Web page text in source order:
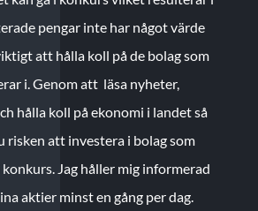
pengar inte har något värde
att hålla koll på de bolag som
i. Genom att läsa nyheter,
hålla koll på ekonomi i landet så
risken att investera i bolag som
Jag håller mig informerad
aktier minst en gång per dag.